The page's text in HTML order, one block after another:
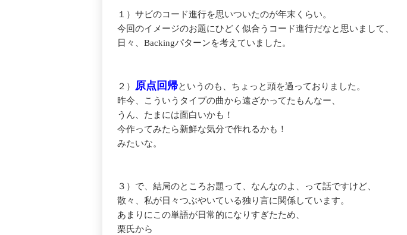
１）サビのコード進行を思いついたのが年末くらい。
今回のイメージのお題にひどく似合うコード進行だなと思いまして、
日々、Backingパターンを考えていました。
２） 原点回帰というのも、ちょっと頭を過っておりました。
昨今、こういうタイプの曲から遠ざかってたもんなー、
うん、たまには面白いかも！
今作ってみたら新鮮な気分で作れるかも！
みたいな。
３）で、結局のところお題って、なんなのよ、って話ですけど、
散々、私が日々つぶやいている独り言に関係しています。
あまりにこの単語が日常的になりすぎたため、
栗氏から